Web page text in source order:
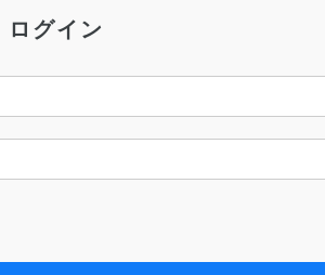
ログイン